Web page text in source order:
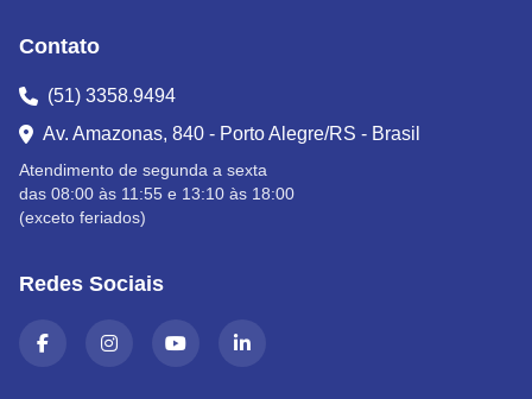
Contato
(51) 3358.9494
Av. Amazonas, 840 - Porto Alegre/RS - Brasil
Atendimento de segunda a sexta
das 08:00 às 11:55 e 13:10 às 18:00
(exceto feriados)
Redes Sociais